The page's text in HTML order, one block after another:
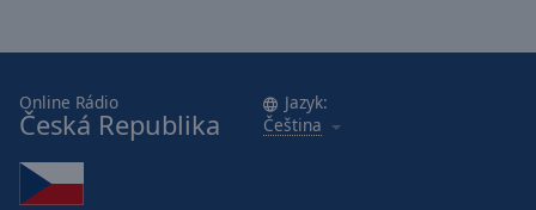
Online Rádio
Česká Republika
Jazyk:
Čeština